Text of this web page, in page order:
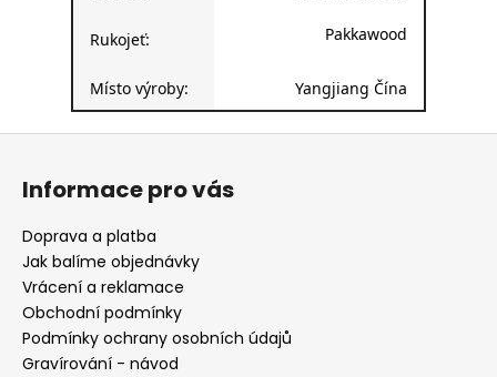
Rukojeť: Pakkawood
Místo výroby: Yangjiang Čína
Informace pro vás
Doprava a platba
Jak balíme objednávky
Vrácení a reklamace
Obchodní podmínky
Podmínky ochrany osobních údajů
Gravírování - návod